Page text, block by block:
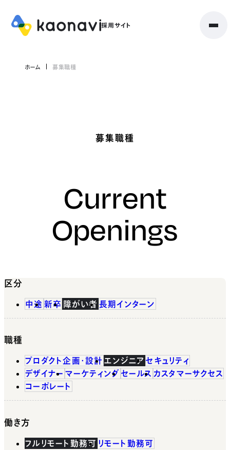
ホーム 募集職種
募集職種
Current
Openings
区分
中途 新卒 障がい者 長期インターン
職種
プロダクト企画・設計 エンジニア セキュリティ
デザイナー マーケティング セールス カスタマーサクセス
コーポレート
働き方
フルリモート勤務可 リモート勤務可